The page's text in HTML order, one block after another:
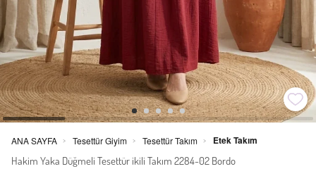
ANA SAYFA > Tesettür Giyim > Tesettür Takım > Etek Takım
Hakim Yaka Düğmeli Tesettür ikili Takım 2284-02 Bordo